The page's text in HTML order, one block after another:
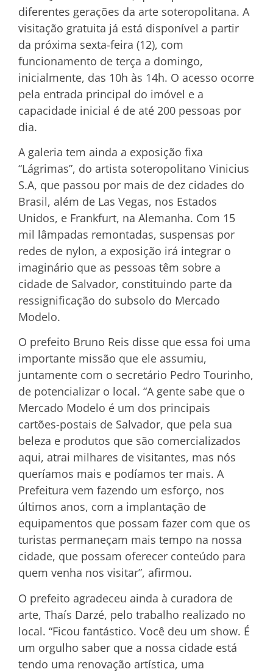
diferentes gerações da arte soteropolitana. A
visitação gratuita já está disponível a partir
da próxima sexta-feira (12), com
funcionamento de terça a domingo,
inicialmente, das 10h às 14h. O acesso ocorre
pela entrada principal do imóvel e a
capacidade inicial é de até 200 pessoas por
dia.
A galeria tem ainda a exposição fixa
“Lágrimas”, do artista soteropolitano Vinicius
S.A, que passou por mais de dez cidades do
Brasil, além de Las Vegas, nos Estados
Unidos, e Frankfurt, na Alemanha. Com 15
mil lâmpadas remontadas, suspensas por
redes de nylon, a exposição irá integrar o
imaginário que as pessoas têm sobre a
cidade de Salvador, constituindo parte da
ressignificação do subsolo do Mercado
Modelo.
O prefeito Bruno Reis disse que essa foi uma
importante missão que ele assumiu,
juntamente com o secretário Pedro Tourinho,
de potencializar o local. “A gente sabe que o
Mercado Modelo é um dos principais
cartões-postais de Salvador, que pela sua
beleza e produtos que são comercializados
aqui, atrai milhares de visitantes, mas nós
queríamos mais e podíamos ter mais. A
Prefeitura vem fazendo um esforço, nos
últimos anos, com a implantação de
equipamentos que possam fazer com que os
turistas permaneçam mais tempo na nossa
cidade, que possam oferecer conteúdo para
quem venha nos visitar”, afirmou.
O prefeito agradeceu ainda à curadora de
arte, Thaís Darzé, pelo trabalho realizado no
local. “Ficou fantástico. Você deu um show. É
um orgulho saber que a nossa cidade está
tendo uma renovação artística, uma